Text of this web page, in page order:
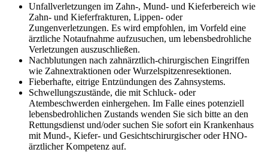
Unfallverletzungen im Zahn-, Mund- und Kieferbereich wie
Zahn- und Kieferfrakturen, Lippen- oder
Zungenverletzungen. Es wird empfohlen, im Vorfeld eine
ärztliche Notaufnahme aufzusuchen, um lebensbedrohliche
Verletzungen auszuschließen.
Nachblutungen nach zahnärztlich-chirurgischen Eingriffen
wie Zahnextraktionen oder Wurzelspitzenresektionen.
Fieberhafte, eitrige Entzündungen des Zahnsystems.
Schwellungszustände, die mit Schluck- oder
Atembeschwerden einhergehen. Im Falle eines potenziell
lebensbedrohlichen Zustands wenden Sie sich bitte an den
Rettungsdienst und/oder suchen Sie sofort ein Krankenhaus
mit Mund-, Kiefer- und Gesichtschirurgischer oder HNO-
ärztlicher Kompetenz auf.